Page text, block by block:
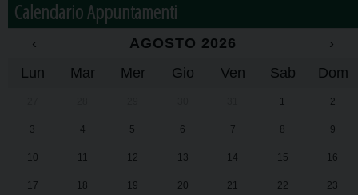
Calendario Appuntamenti
‹ AGOSTO 2026
›
Lun
Mar Mer Gio Ven Sab Dom
1 2
3 4 5 6 7 8 9
10 11 12 13 14 15 16
17 18 19 20 21 22 23